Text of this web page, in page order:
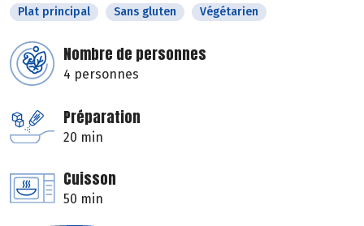
Plat principal Sans gluten Végétarien
Nombre de personnes
4 personnes
Préparation
20 min
Cuisson
50 min